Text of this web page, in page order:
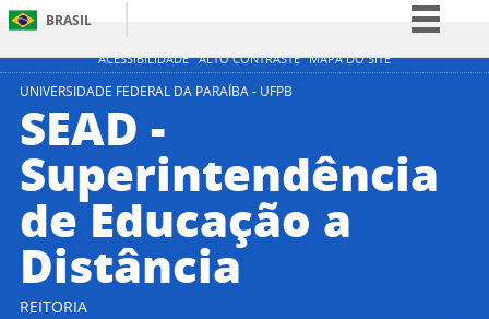
ACESSIBILIDADE ALTO CONTRASTE MAPA DO SITE
BRASIL
Simplifique!
Acesso à informação
Legislação
Canais
UNIVERSIDADE FEDERAL DA PARAÍBA - UFPB
SEAD -
Superintendência
de Educação a
Distância
REITORIA